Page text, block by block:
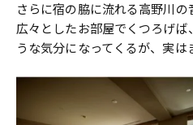
さらに宿の脇に流れる高野川の
広々としたお部屋でくつろげ
うな気分になってくるが、実は